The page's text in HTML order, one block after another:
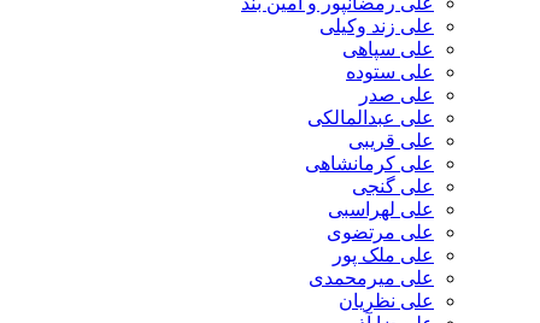
علی زند وکیلی
علی سپاهی
علی ستوده
علی صدر
علی عبدالمالکی
علی قریبی
علی کرمانشاهی
علی گنجی
علی لهراسبی
علی مرتضوی
علی ملک پور
علی میرمحمدی
علی نظریان